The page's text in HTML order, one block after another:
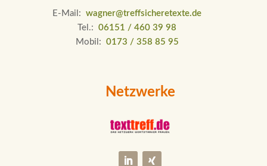
E-Mail:wagner@treffsicheretexte.de
Tel.:06151 / 460 39 98
Mobil: 0173 / 358 85 95
Netzwerke